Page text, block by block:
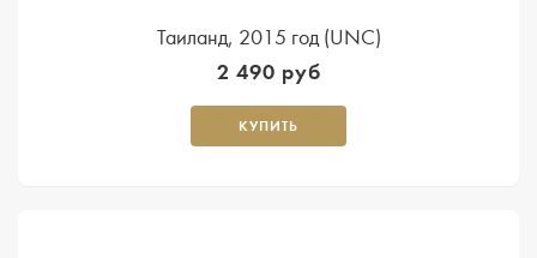
Таиланд, 2015 год (UNC)
2 490 руб
КУПИТЬ